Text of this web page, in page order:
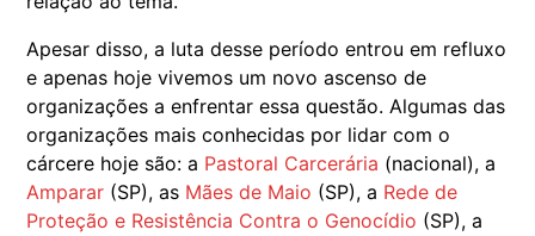
Apesar disso, a luta desse período entrou em refluxo
e apenas hoje vivemos um novo ascenso de
organizações a enfrentar essa questão. Algumas das
organizações mais conhecidas por lidar com o
cárcere hoje são: a Pastoral Carcerária (nacional), a
Amparar (SP), as Mães de Maio (SP), a Rede de
Proteção e Resistência Contra o Genocídio (SP), a